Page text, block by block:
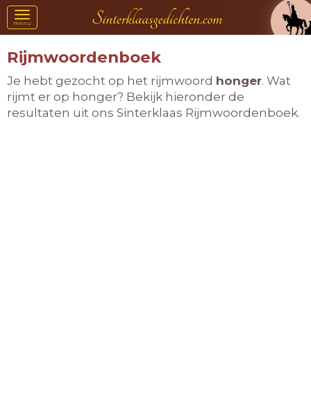
Toggle
navigation
menu
Rijmwoordenboek
Je hebt gezocht op het rijmwoord honger. Wat
rijmt er op honger? Bekijk hieronder de
resultaten uit ons Sinterklaas Rijmwoordenboek.